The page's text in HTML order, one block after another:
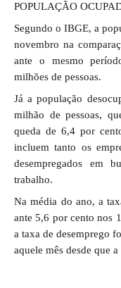
POPULAÇÃO
Segundo o IBGE, a
novembro na
ante o mesmo
milhões de pessoas.
Já a população
milhão de pessoas,
queda de 6,4 por
incluem tanto os
desempregados em
trabalho.
Na média do ano, a
ante 5,6 por cento nos
a taxa de desemprego
aquele mês desde que